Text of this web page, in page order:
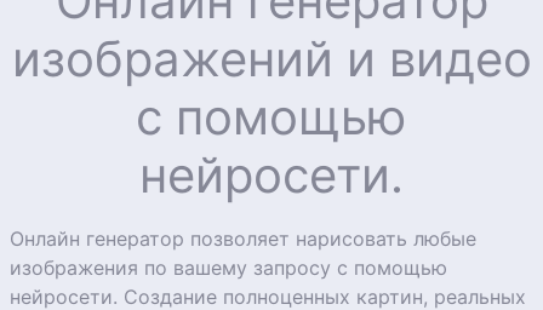
изображений и видео
с помощью
нейросети.
Онлайн генератор позволяет нарисовать любые
изображения по вашему запросу с помощью
нейросети. Создание полноценных картин, реальных